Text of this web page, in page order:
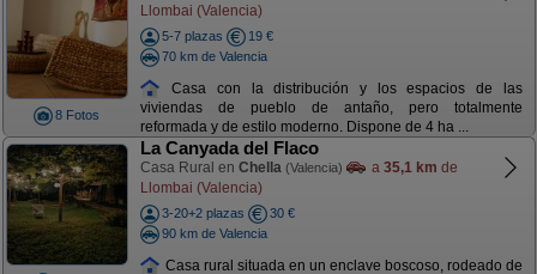
8 Fotos
Llombai (Valencia)
5-7 plazas
19 €
70 km de Valencia
Casa con la distribución y los espacios de las
viviendas de pueblo de antaño, pero totalmente
reformada y de estilo moderno. Dispone de 4 ha ...
La Canyada del Flaco
Casa Rural en Chella (Valencia) a 35,1 km de
Llombai (Valencia)
3-20+2 plazas
30 €
90 km de Valencia
Casa rural situada en un enclave boscoso, rodeado de